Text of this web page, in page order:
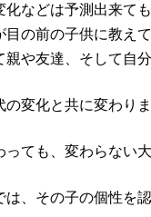
化などは予測出来て
目の前の子供に教え
親や友達、そして自
変化と共に変わりま
っても、変わらない
、その子の個性を